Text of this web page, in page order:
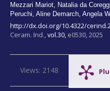
Mezzari Mariot
Natalia da
Peruchi Aline Demarch Angela
http://dx.doi.org/10.4322/
Ceram. Ind.,vol.30, e0530, 2025
Views: 2148